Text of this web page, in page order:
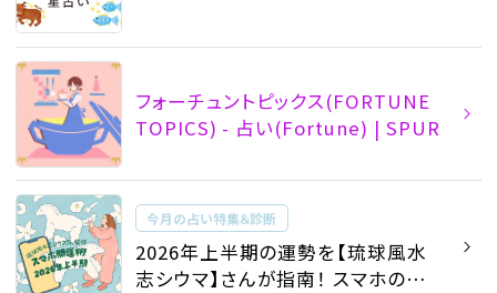
フォーチュントピックス(FORTUNE
TOPICS) - 占い(Fortune) | SPUR
今月の占い特集＆診断
2026年上半期の運勢を【琉球風水
志シウマ】さんが指南！ スマホの待